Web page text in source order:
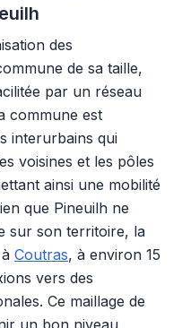
des
de sa taille,
par un réseau
commune est
interurbains qui
voisines et les pôles
ainsi une mobilité
que Pineuilh ne
sur son territoire, la
Coutras, à environ 15
vers des
Ce maillage de
un bon niveau